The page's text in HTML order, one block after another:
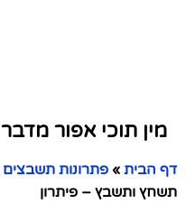
מין תוכי אפור
דף הבית » פתרונות
תשחץ ותשבץ – פיתרון